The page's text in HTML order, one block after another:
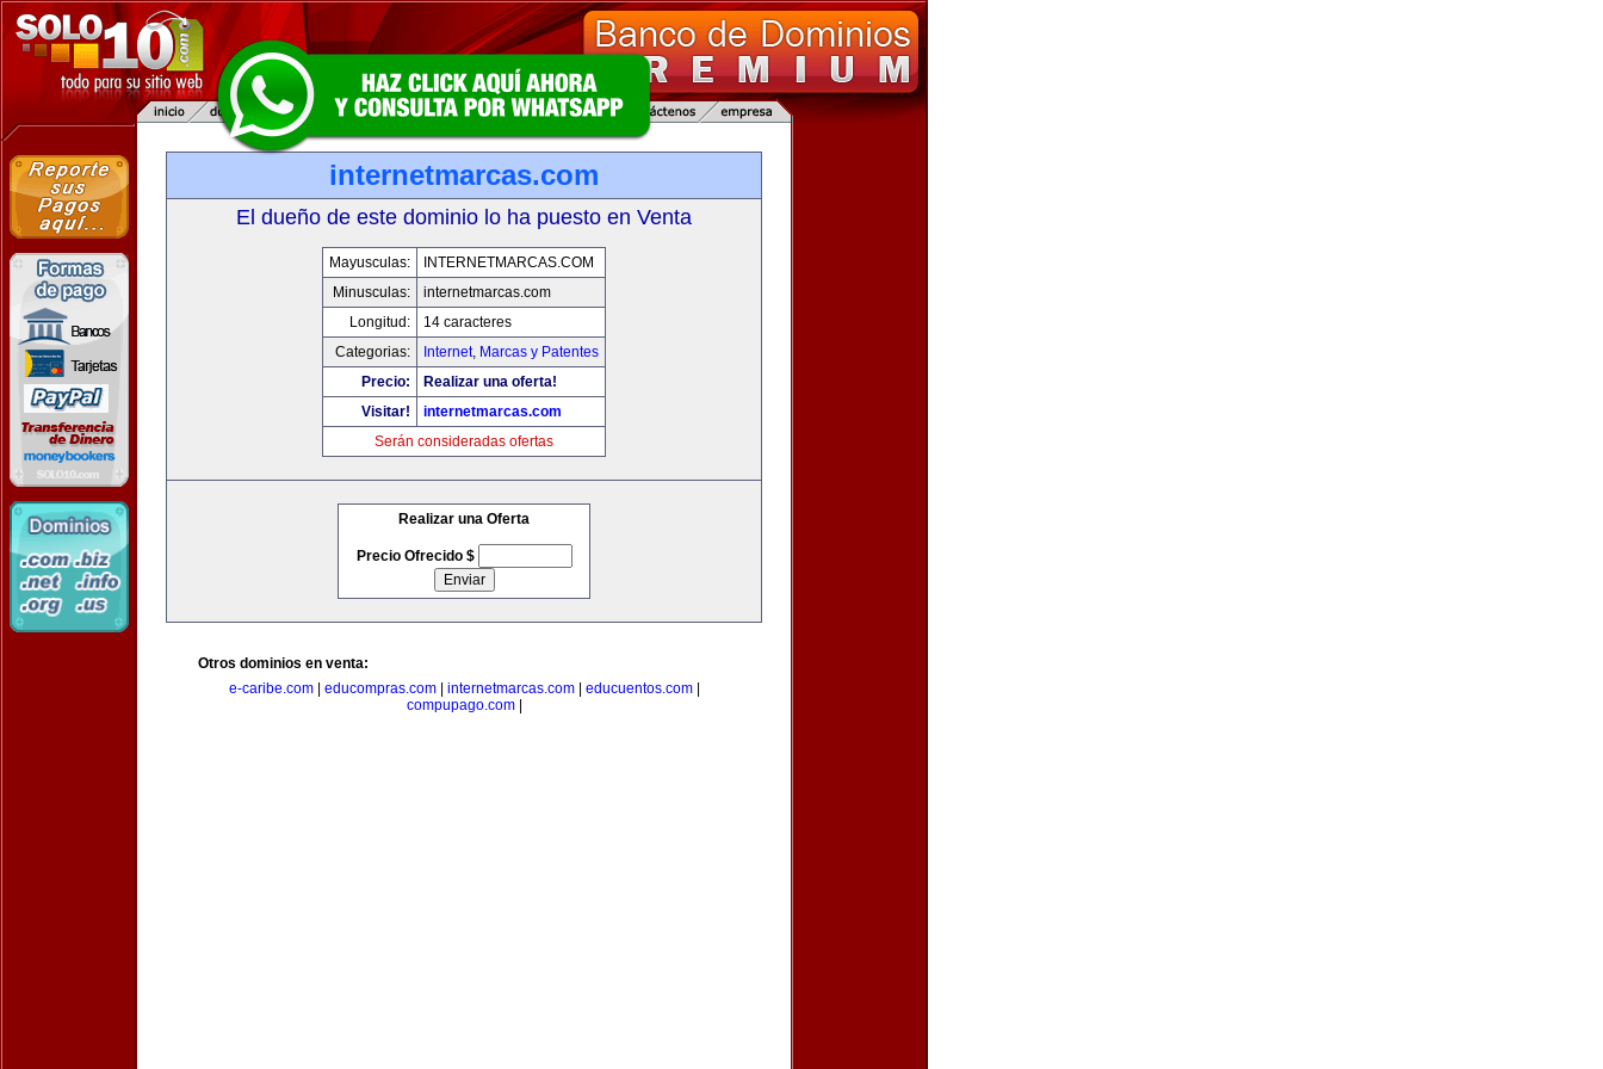
internetmarcas.com
El dueño de este dominio lo ha puesto en Venta
Mayusculas:
INTERNETMARCAS.COM
Minusculas:
internetmarcas.com
Longitud:
14 caracteres
Categorias:
Internet, Marcas y Patentes
Precio:
Realizar una oferta!
Visitar!
internetmarcas.com
Serán consideradas ofertas
Realizar una Oferta
Precio Ofrecido $
Otros dominios en venta:
e-caribe.com| educompras.com| internetmarcas.com| educuentos.com|
compupago.com|